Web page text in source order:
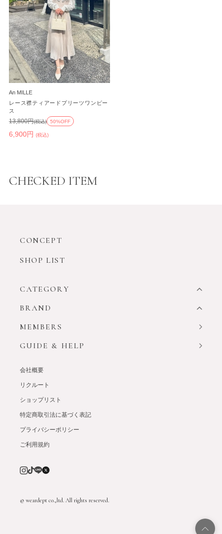
An MILLE
レース襟ティアードプリーツワンピー
ス
6,900円 (税込)
13,800円(税込) 50%OFF
CHECKED ITEM
CONCEPT
SHOP LIST
CATEGORY
BRAND
MEMBERS
GUIDE & HELP
会社概要
リクルート
ショップリスト
特定商取引法に基づく表記
プライバシーポリシー
ご利用規約
© weardept co.,ltd. All rights reserved.